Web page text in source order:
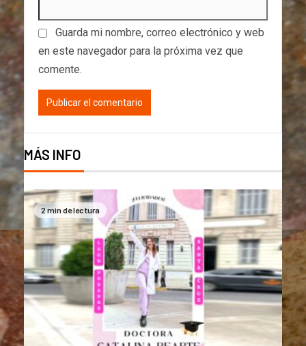
Guarda mi nombre, correo electrónico y web
en este navegador para la próxima vez que
comente.
MÁS INFO
2 min de lectura